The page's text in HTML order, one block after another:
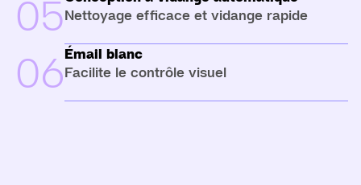
05Nettoyage efficace et vidange rapide
06Émail blanc
Facilite le contrôle visuel